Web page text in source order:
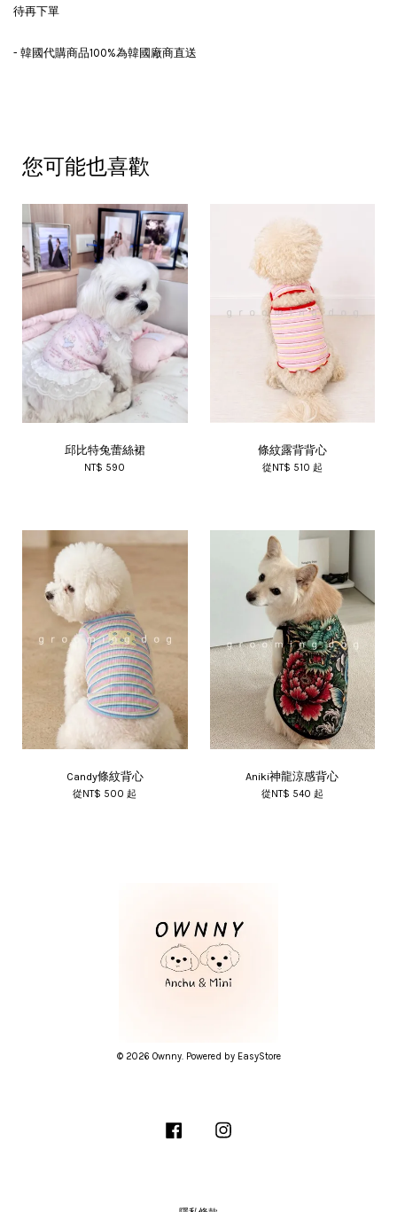
待再下單
- 韓國代購商品100%為韓國廠商直送
您可能也喜歡
邱比特兔蕾絲裙
NT$ 590
條紋露背背心
從 NT$ 510 起
Candy條紋背心
從 NT$ 500起
Aniki神龍涼感背心
從 NT$ 540 起
© 2026 Ownny. Powered by EasyStore
Facebook